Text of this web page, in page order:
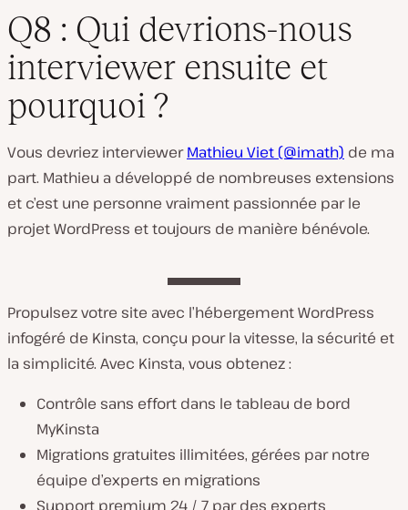
Q8 : Qui devrions-nous
interviewer ensuite et
pourquoi ?
Vous devriez interviewerMathieu Viet (@imath) de ma
part. Mathieu a développé de nombreuses extensions
et c’est une personne vraiment passionnée par le
projet WordPress et toujours de manière bénévole.
Propulsez votre site avec l’hébergement WordPress
infogéré de Kinsta, conçu pour la vitesse, la sécurité et
la simplicité. Avec Kinsta, vous obtenez :
Contrôle sans effort dans le tableau de bord
MyKinsta
Migrations gratuites illimitées, gérées par notre
équipe d’experts en migrations
Support premium 24 / 7 par des experts